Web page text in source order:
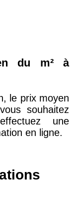
du m² à
le prix moyen
souhaitez
une
en ligne.